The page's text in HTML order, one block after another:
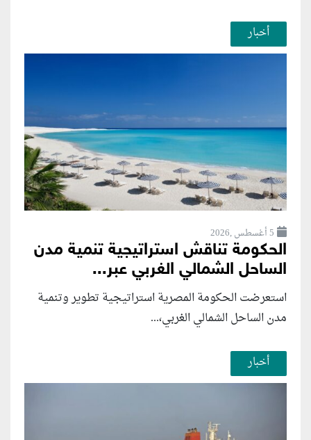
أخبار
5 أغسطس ,2026
الحكومة تناقش استراتيجية تنمية مدن
الساحل الشمالي الغربي عبر...
استعرضت الحكومة المصرية استراتيجية تطوير وتنمية
مدن الساحل الشمالي الغربي،...
أخبار